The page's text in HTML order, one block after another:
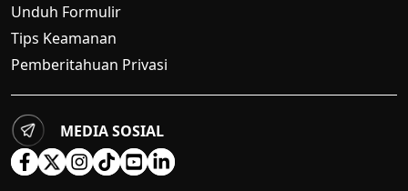
Unduh Formulir
Tips Keamanan
Pemberitahuan Privasi
MEDIA SOSIAL